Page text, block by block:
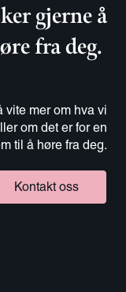
gjerne å
fra deg.
vite mer om hva vi
om det er for en
til å høre fra deg.
Kontakt oss